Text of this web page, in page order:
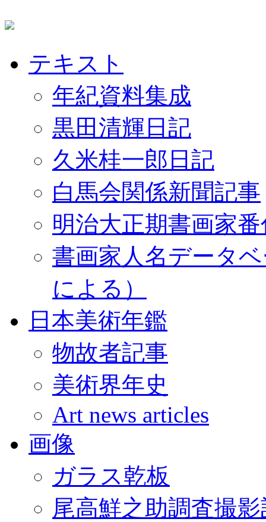
テキスト
年紀資料集成
黒田清輝日記
久米桂一郎日記
白馬会関係新聞記事
明治大正期書画家
書画家人名データ
による）
日本美術年鑑
物故者記事
美術界年史
Art news articles
画像
ガラス乾板
尾高鮮之助調査撮